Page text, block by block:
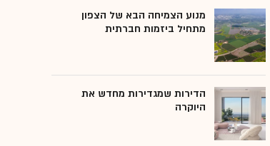
מנוע הצמיחה הבא של הצפון
מתחיל ביזמות חברתית
הדירות שמגדירות מחדש את
היוקרה